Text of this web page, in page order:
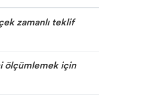
zamanlı teklif
ölçümlemek için